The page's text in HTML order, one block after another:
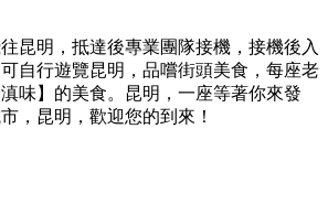
昆明，抵達後專業團隊接機，接機後入
自行遊覽昆明，品嚐街頭美食，每座老
味】的美食。昆明，一座等著你來發
，昆明，歡迎您的到來！